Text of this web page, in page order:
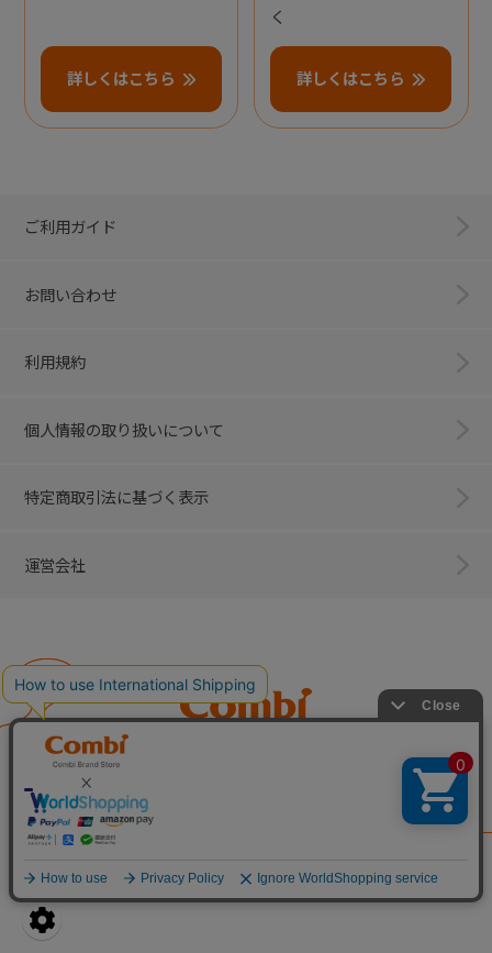
詳しくはこちら
く
詳しくはこちら
ご利用ガイド
お問い合わせ
利用規約
個人情報の取り扱いについて
特定商取引法に基づく表示
運営会社
All Right Reserved. Copyright © Combi Corporation.